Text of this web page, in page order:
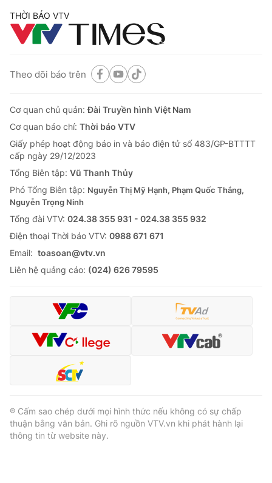
THỜI BÁO VTV
Theo dõi báo trên
Cơ quan chủ quản:Đài Truyền hình Việt Nam
Cơ quan báo chí: Thời báo VTV
Giấy phép hoạt động báo in và báo điện tử số 483/GP-BTTTT
cấp ngày 29/12/2023
Tổng Biên tập: Vũ Thanh Thủy
Phó Tổng Biên tập: Nguyễn Thị Mỹ Hạnh, Phạm Quốc Thắng,
Nguyễn Trọng Ninh
Tổng đài VTV: 024.38 355 931 - 024.38 355 932
Ðiện thoại Thời báo VTV: 0988 671 671
Email: toasoan@vtv.vn
Liên hệ quảng cáo: (024) 626 79595
® Cấm sao chép dưới mọi hình thức nếu không có sự chấp
thuận bằng văn bản. Ghi rõ nguồn VTV.vn khi phát hành lại
thông tin từ website này.